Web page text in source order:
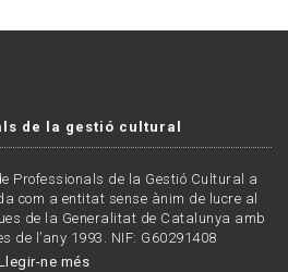
de la gestió cultural
Professionals de la Gestió Cultural a
com a entitat sense ànim de lucre al
de la Generalitat de Catalunya amb
de l’any 1993. NIF: G60291408
ne més